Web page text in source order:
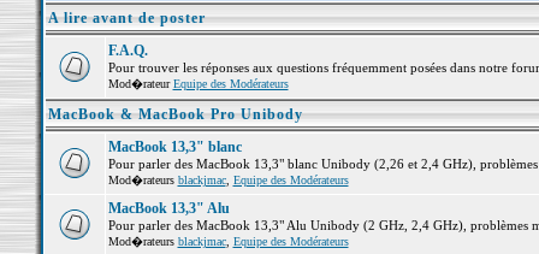
A lire avant de poster
F.A.Q.
Pour trouver les réponses aux questions fréquemment posées dans notre
Mod�rateurEquipe des Modérateurs
MacBook & MacBook Pro Unibody
MacBook 13,3" blanc
Pour parler des MacBook 13,3" blanc Unibody (2,26 et 2,4 GHz),
Mod�rateurs blackjmac, Equipe des Modérateurs
MacBook 13,3" Alu
Pour parler des MacBook 13,3" Alu Unibody (2 GHz, 2,4 GHz), problèmes
Mod�rateurs blackjmac, Equipe des Modérateurs